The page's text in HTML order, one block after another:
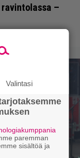
–
Valintasi
paremman
sisältöä ja